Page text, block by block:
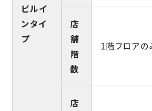
ビルイ
ンタイ
プ
店
舗
階
数
1階フロアの
店